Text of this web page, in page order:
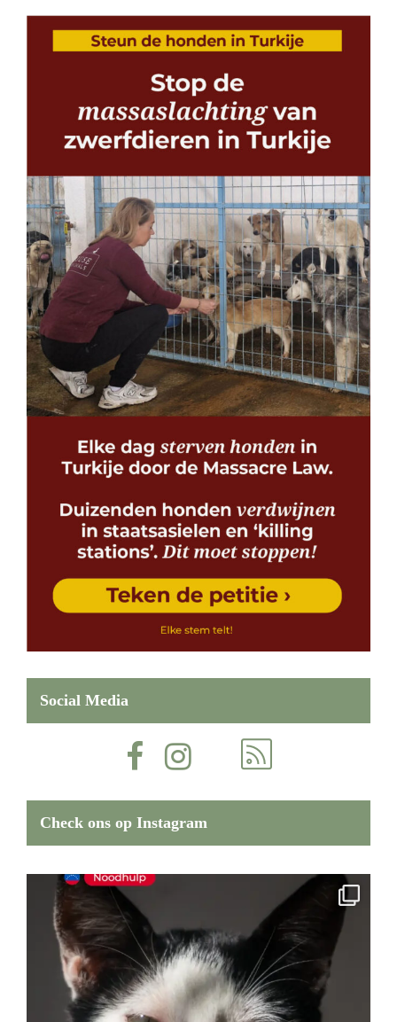
Social Media
Check ons op Instagram